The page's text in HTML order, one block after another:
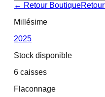
← Retour BoutiqueRetour
Millésime
2025
Stock disponible
6 caisses
Flaconnage